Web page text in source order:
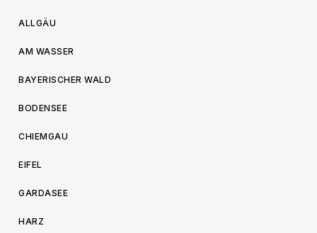
ALLGÄU
AM WASSER
BAYERISCHER WALD
BODENSEE
CHIEMGAU
EIFEL
GARDASEE
HARZ